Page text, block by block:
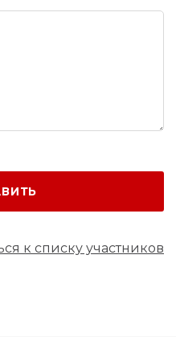
к списку участников